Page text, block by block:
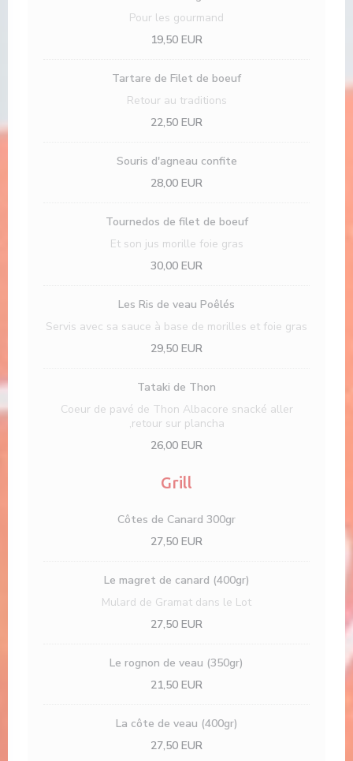
Pour les gourmand
19,50 EUR
Tartare de Filet de boeuf
Retour au traditions
22,50 EUR
Souris d'agneau confite
28,00 EUR
Tournedos de filet de boeuf
Et son jus morille foie gras
30,00 EUR
Les Ris de veau Poêlés
Servis avec sa sauce à base de morilles et foie gras
29,50 EUR
Tataki de Thon
Coeur de pavé de Thon Albacore snacké aller
,retour sur plancha
26,00 EUR
Grill
Côtes de Canard 300gr
27,50 EUR
Le magret de canard (400gr)
Mulard de Gramat dans le Lot
27,50 EUR
Le rognon de veau (350gr)
21,50 EUR
La côte de veau (400gr)
27,50 EUR